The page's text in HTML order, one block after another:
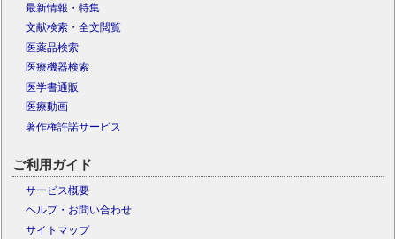
最新情報・特集
文献検索・全文閲覧
医薬品検索
医療機器検索
医学書通販
医療動画
著作権許諾サービス
ご利用ガイド
サービス概要
ヘルプ・お問い合わせ
サイトマップ